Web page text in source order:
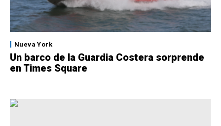
Nueva York
Un barco de la Guardia Costera sorprende
en Times Square